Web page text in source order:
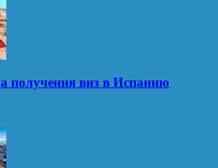
получения виз в Испанию